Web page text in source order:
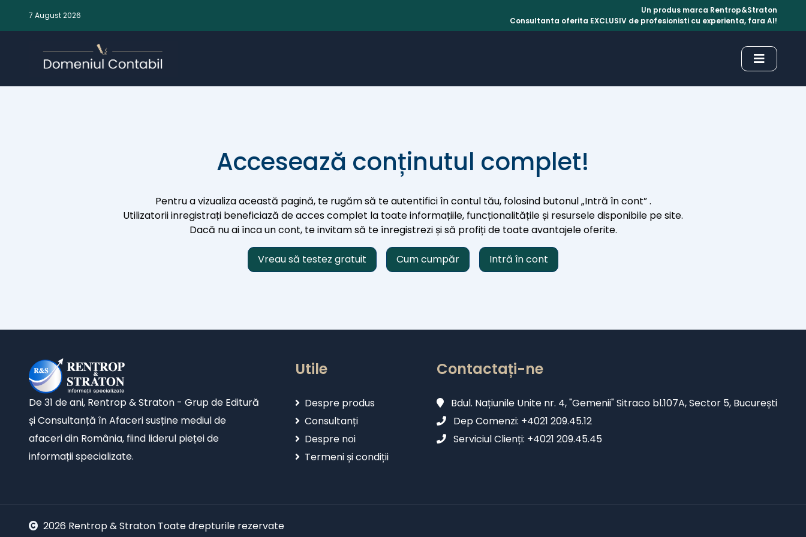
7 August 2026
Un produs marca Rentrop&Straton
Consultanta oferita EXCLUSIV de profesionisti cu experienta, fara AI!
Accesează conținutul complet!
Pentru a vizualiza această pagină, te rugăm să te autentifici în contul tău, folosind butonul „Intră în cont” .
Utilizatorii inregistrați beneficiază de acces complet la toate informațiile, funcționalitățile și resursele disponibile pe site.
Dacă nu ai înca un cont, te invitam să te înregistrezi și să profiți de toate avantajele oferite.
Vreau să testez gratuit Cum cumpăr Intră în cont
De 31 de ani, Rentrop & Straton - Grup de Editură
și Consultanță în Afaceri susține mediul de
afaceri din România, fiind liderul pieței de
informații specializate.
Utile
Despre produs
Consultanți
Despre noi
Termeni și condiții
Contactați-ne
Bdul. Națiunile Unite nr. 4, "Gemenii" Sitraco bl.107A, Sector 5, București
Dep Comenzi: +4021 209.45.12
Serviciul Clienți: +4021 209.45.45
2026 Rentrop & Straton Toate drepturile rezervate